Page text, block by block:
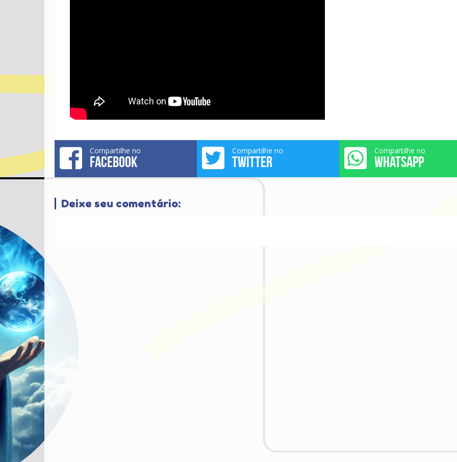
Compartilhe no
FACEBOOK
Compartilhe no
TWITTER
Compartilhe no
WHATSAPP
Deixe seu comentário: